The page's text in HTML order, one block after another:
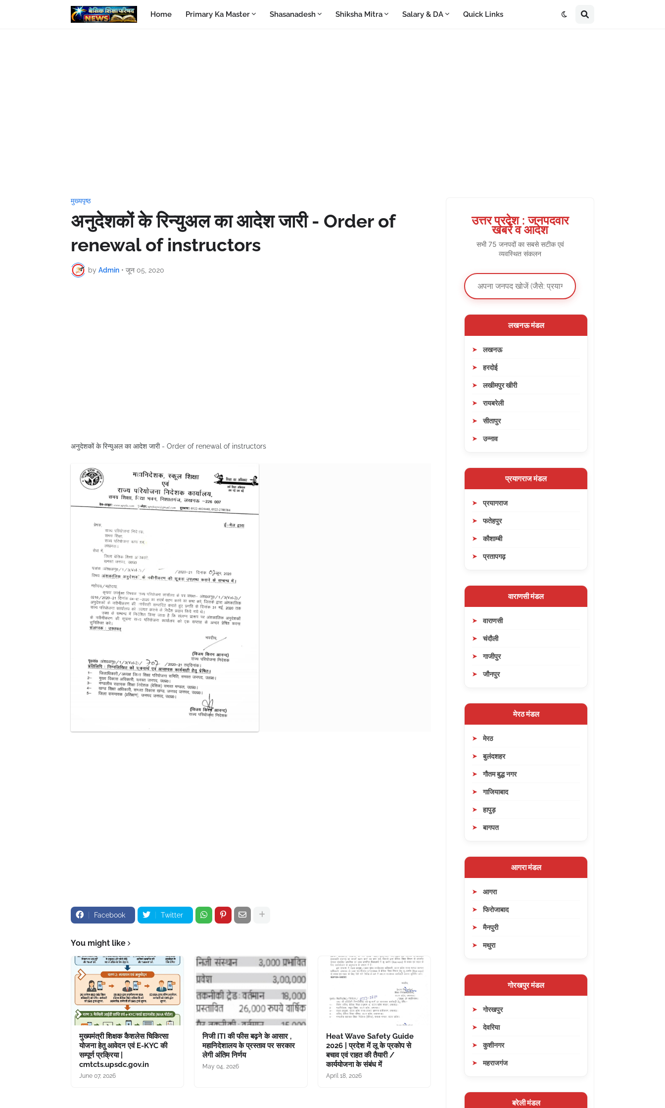
Home Primary Ka Master Shasanadesh Shiksha Mitra Salary & DA Quick Links
मुख्यपृष्ठ
अनुदेशकों के रिन्युअल का आदेश जारी - Order of
renewal of instructors
by Admin • जून 05, 2020
अनुदेशकों के रिन्युअल का आदेश जारी - Order of renewal of instructors
Facebook Twitter
You might like
मुख्यमंत्री शिक्षक कैशलेस चिकित्सा
योजना हेतु आवेदन एवं E-KYC की
सम्पूर्ण प्रक्रिया |
cmtcts.upsdc.gov.in
June 07, 2026
निजी ITI की फीस बढ़ने के आसार ,
महानिदेशालय के प्रस्ताव पर सरकार
लेगी अंतिम निर्णय
May 04, 2026
Heat Wave Safety Guide
2026 | प्रदेश में लू के प्रकोप से
बचाव एवं राहत की तैयारी /
कार्ययोजना के संबंध में
April 18, 2026
उत्तर प्रदेश : जनपदवार
खबरें व आदेश
सभी 75 जनपदों का सबसे सटीक एवं
व्यवस्थित संकलन
लखनऊ मंडल
लखनऊ
हरदोई
लखीमपुर खीरी
रायबरेली
सीतापुर
उन्नाव
प्रयागराज मंडल
प्रयागराज
फतेहपुर
कौशाम्बी
प्रतापगढ़
वाराणसी मंडल
वाराणसी
चंदौली
गाजीपुर
जौनपुर
मेरठ मंडल
मेरठ
बुलंदशहर
गौतम बुद्ध नगर
गाजियाबाद
हापुड़
बागपत
आगरा मंडल
आगरा
फिरोजाबाद
मैनपुरी
मथुरा
गोरखपुर मंडल
गोरखपुर
देवरिया
कुशीनगर
महराजगंज
बरेली मंडल